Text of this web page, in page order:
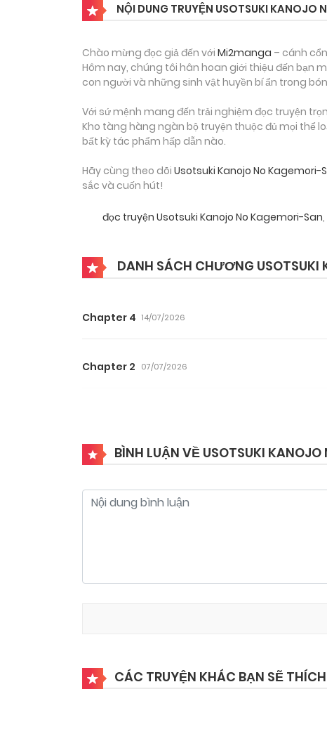
NỘI DUNG TRUYỆN USOTSUKI KANOJO
Chào mừng đọc giả đến với Mi2manga – cánh
Hôm nay, chúng tôi hân hoan giới thiệu đến bạn
con người và những sinh vật huyền bí ẩn trong
Với sứ mệnh mang đến trải nghiệm đọc truyện
Kho tàng hàng ngàn bộ truyện thuộc đủ mọi thể
bất kỳ tác phẩm hấp dẫn nào.
Hãy cùng theo dõi Usotsuki Kanojo No Kagemori-
sắc và cuốn hút!
đọc truyện Usotsuki Kanojo No Kagemori-San,
DANH SÁCH CHƯƠNG USOTSUKI
Chapter 4 14/07/2026
Chapter 2 07/07/2026
BÌNH LUẬN VỀ USOTSUKI
CÁC TRUYỆN KHÁC BẠN SẼ